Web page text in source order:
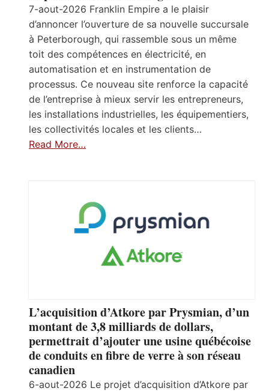
7-aout-2026 Franklin Empire a le plaisir
d’annoncer l’ouverture de sa nouvelle succursale
à Peterborough, qui rassemble sous un même
toit des compétences en électricité, en
automatisation et en instrumentation de
processus. Ce nouveau site renforce la capacité
de l’entreprise à mieux servir les entrepreneurs,
les installations industrielles, les équipementiers,
les collectivités locales et les clients…
Read More…
L’acquisition d’Atkore par Prysmian, d’un
montant de 3,8 milliards de dollars,
permettrait d’ajouter une usine québécoise
de conduits en fibre de verre à son réseau
canadien
6-aout-2026 Le projet d’acquisition d’Atkore par